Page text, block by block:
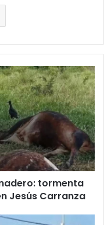
tormenta
Jesús Carranza